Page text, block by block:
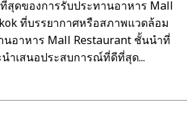
ดของการรับประทานอาหาร Mall
ที่บรรยากาศหรือสภาพแวดล้อม
นอาหาร Mall Restaurant ชั้นนำที่
ำเสนอประสบการณ์ที่ดีที่สุด...